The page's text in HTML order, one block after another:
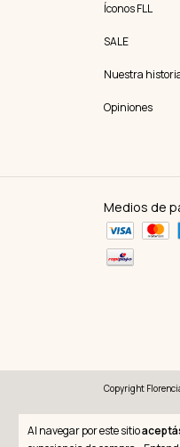
Al navegar por este sitio
Íconos FLL
SALE
Nuestra
Opiniones
Medios de
Copyright